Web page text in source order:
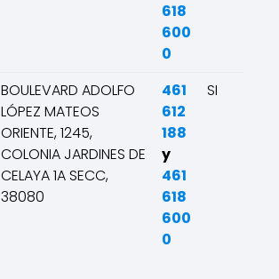
618
600
0
BOULEVARD ADOLFO
LÓPEZ MATEOS
ORIENTE, 1245,
COLONIA JARDINES DE
CELAYA 1A SECC,
38080
461
612
188
y
461
618
600
0
SI